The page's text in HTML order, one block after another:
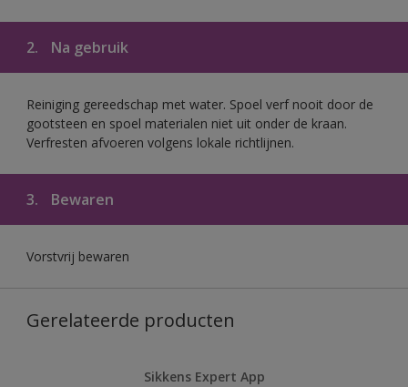
2. Na gebruik
Reiniging gereedschap met water. Spoel verf nooit door de
gootsteen en spoel materialen niet uit onder de kraan.
Verfresten afvoeren volgens lokale richtlijnen.
3. Bewaren
Vorstvrij bewaren
Gerelateerde producten
Sikkens Expert App